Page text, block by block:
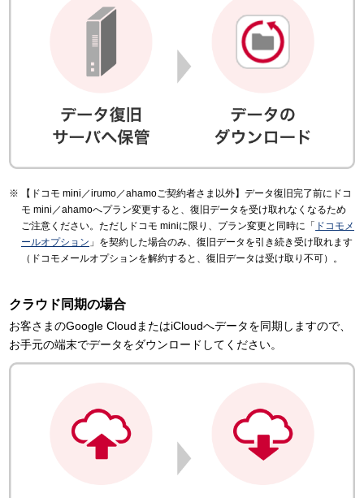
【ドコモ mini／irumo／ahamoご契約者さま以外】データ復旧完了前にドコ
モ mini／ahamoへプラン変更すると、復旧データを受け取れなくなるため
ご注意ください。ただしドコモ miniに限り、プラン変更と同時に「 ドコモメ
ールオプション 」を契約した場合のみ、復旧データを引き続き受け取れます
（ドコモメールオプションを解約すると、復旧データは受け取り不可）。
クラウド同期の場合
お客さまのGoogle CloudまたはiCloudへデータを同期しますので、
お手元の端末でデータをダウンロードしてください。